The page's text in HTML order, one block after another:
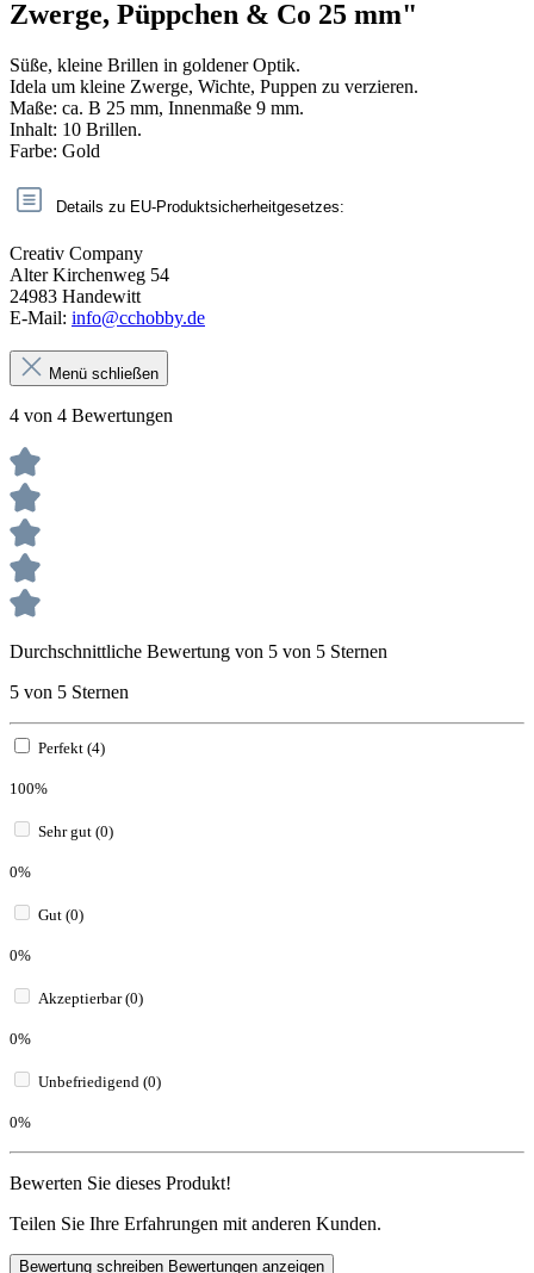
Zwerge, Püppchen & Co 25 mm"
Süße, kleine Brillen in goldener Optik.
Idela um kleine Zwerge, Wichte, Puppen zu verzieren.
Maße: ca. B 25 mm, Innenmaße 9 mm.
Inhalt: 10 Brillen.
Farbe: Gold
Details zu EU-Produktsicherheitgesetzes:
Creativ Company
Alter Kirchenweg 54
24983 Handewitt
E-Mail: info@cchobby.de
Menü schließen
4 von 4 Bewertungen
Durchschnittliche Bewertung von 5 von 5 Sternen
5 von 5 Sternen
Perfekt (4)
100%
Sehr gut (0)
0%
Gut (0)
0%
Akzeptierbar (0)
0%
Unbefriedigend (0)
0%
Bewerten Sie dieses Produkt!
Teilen Sie Ihre Erfahrungen mit anderen Kunden.
Bewertung schreiben Bewertungen anzeigen